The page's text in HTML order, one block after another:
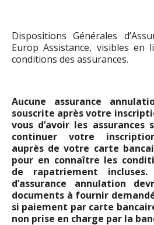
Dispositions Générales
Europ Assistance, visibles en
conditions des assurances.
Aucune assurance
souscrite après votre
vous d’avoir les assurances
continuer votre
auprès de votre carte
pour en connaître les
de rapatriement
d’assurance annulation
documents à fournir
si paiement par carte
non prise en charge par la